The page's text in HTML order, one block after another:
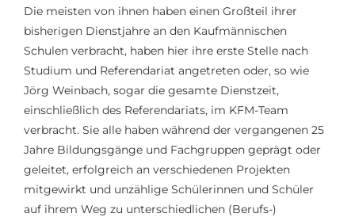
Die meisten von ihnen haben einen Großteil ihrer
bisherigen Dienstjahre an den Kaufmännischen
Schulen verbracht, haben hier ihre erste Stelle nach
Studium und Referendariat angetreten oder, so wie
Jörg Weinbach, sogar die gesamte Dienstzeit,
einschließlich des Referendariats, im KFM-Team
verbracht. Sie alle haben während der vergangenen 25
Jahre Bildungsgänge und Fachgruppen geprägt oder
geleitet, erfolgreich an verschiedenen Projekten
mitgewirkt und unzählige Schülerinnen und Schüler
auf ihrem Weg zu unterschiedlichen (Berufs-)